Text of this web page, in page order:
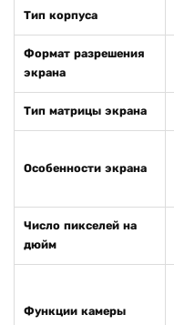
Тип корпуса
Формат разрешения
экрана
Тип матрицы экрана
Особенности экрана
Число пикселей на
дюйм
Функции камеры